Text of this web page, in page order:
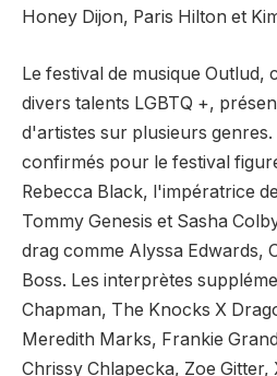
Honey Dijon, Paris Hilton et
Le festival de musique
divers talents LGBTQ +,
d'artistes sur plusieurs genres.
confirmés pour le festival
Rebecca Black, l'impératrice
Tommy Genesis et Sasha
drag comme Alyssa Edwards,
Boss. Les interprètes
Chapman, The Knocks X
Meredith Marks, Frankie
Chrissy Chlapecka, Zoe Gitter,